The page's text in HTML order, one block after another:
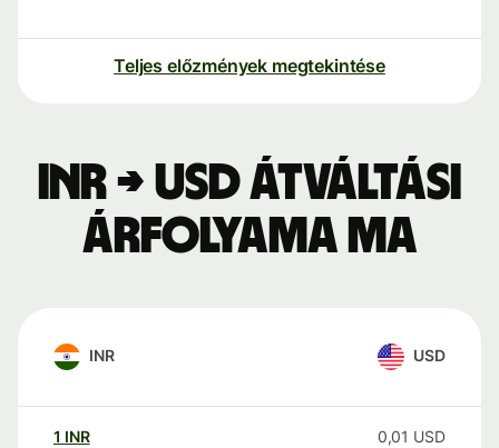
Teljes előzmények megtekintése
INR → USD átváltási
árfolyama ma
INR USD
1 INR 0,01 USD